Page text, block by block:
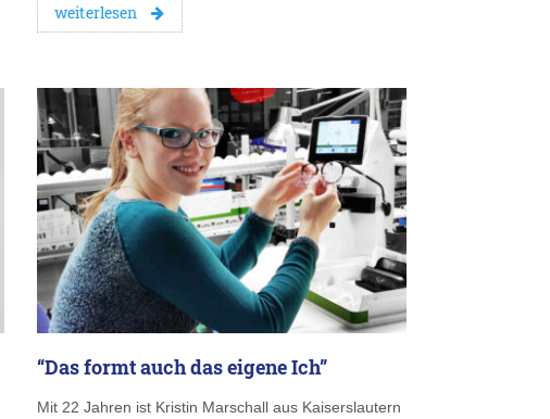
weiterlesen
“Das formt auch das eigene Ich”
Mit 22 Jahren ist Kristin Marschall aus Kaiserslautern